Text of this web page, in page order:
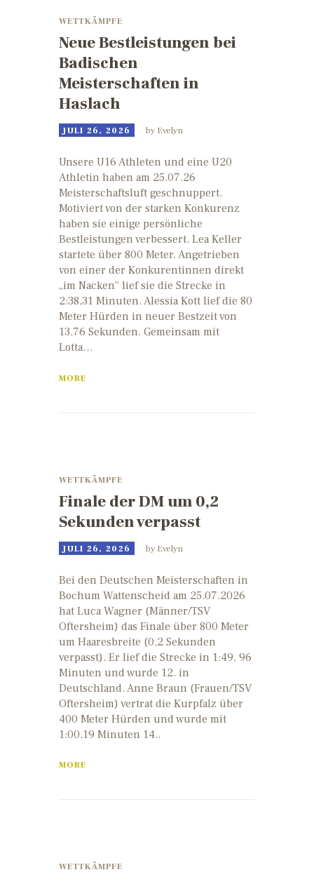
WETTKÄMPFE
Neue Bestleistungen bei
Badischen
Meisterschaften in
Haslach
JULI 26, 2026 by Evelyn
Unsere U16 Athleten und eine U20
Athletin haben am 25.07.26
Meisterschaftsluft geschnuppert.
Motiviert von der starken Konkurenz
haben sie einige persönliche
Bestleistungen verbessert. Lea Keller
startete über 800 Meter. Angetrieben
von einer der Konkurentinnen direkt
„im Nacken“ lief sie die Strecke in
2:38,31 Minuten. Alessia Kott lief die 80
Meter Hürden in neuer Bestzeit von
13,76 Sekunden. Gemeinsam mit
Lotta…
MORE
WETTKÄMPFE
Finale der DM um 0,2
Sekunden verpasst
JULI 26, 2026 by Evelyn
Bei den Deutschen Meisterschaften in
Bochum Wattenscheid am 25.07.2026
hat Luca Wagner (Männer/TSV
Oftersheim) das Finale über 800 Meter
um Haaresbreite (0,2 Sekunden
verpasst). Er lief die Strecke in 1:49, 96
Minuten und wurde 12. in
Deutschland. Anne Braun (Frauen/TSV
Oftersheim) vertrat die Kurpfalz über
400 Meter Hürden und wurde mit
1:00,19 Minuten 14..
MORE
WETTKÄMPFE